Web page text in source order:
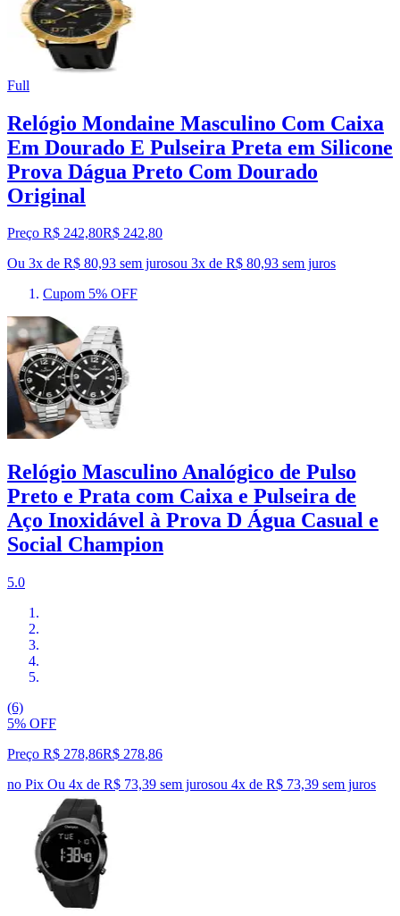
Full
Relógio Mondaine Masculino Com Caixa
Em Dourado E Pulseira Preta em Silicone
Prova Dágua Preto Com Dourado
Original
Preço R$ 242,80R$ 242,80
Ou 3x de R$ 80,93 sem jurosou 3x de R$ 80,93 sem juros
Cupom 5% OFF
Relógio Masculino Analógico de Pulso
Preto e Prata com Caixa e Pulseira de
Aço Inoxidável à Prova D Água Casual e
Social Champion
5.0
(6)
5% OFF
Preço R$ 278,86R$ 278,86
no Pix Ou 4x de R$ 73,39 sem jurosou 4x de R$ 73,39 sem juros